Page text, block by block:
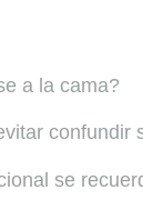
a la cama?
confundir
se